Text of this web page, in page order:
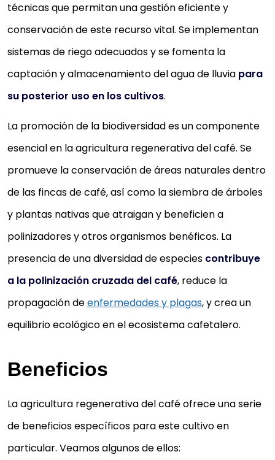
técnicas que permitan una gestión eficiente y
conservación de este recurso vital. Se implementan
sistemas de riego adecuados y se fomenta la
captación y almacenamiento del agua de lluvia para
su posterior uso en los cultivos.
La promoción de la biodiversidad es un componente
esencial en la agricultura regenerativa del café. Se
promueve la conservación de áreas naturales dentro
de las fincas de café, así como la siembra de árboles
y plantas nativas que atraigan y beneficien a
polinizadores y otros organismos benéficos. La
presencia de una diversidad de especies contribuye
a la polinización cruzada del café, reduce la
propagación deenfermedades y plagas, y crea un
equilibrio ecológico en el ecosistema cafetalero.
Beneficios
La agricultura regenerativa del café ofrece una serie
de beneficios específicos para este cultivo en
particular. Veamos algunos de ellos: